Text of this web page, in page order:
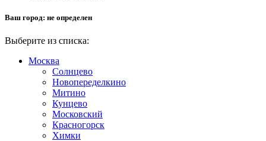
Ваш город: не определен
Выберите из списка:
Москва
Солнцево
Новопеределкино
Митино
Кунцево
Московский
Красногорск
Химки